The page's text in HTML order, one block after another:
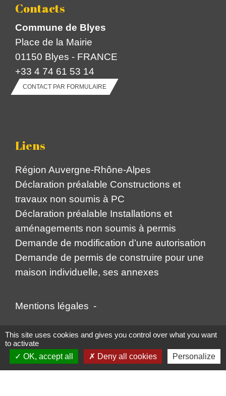
Contacts
Commune de Blyes
Place de la Mairie
01150 Blyes - FRANCE
+33 4 74 61 53 14
CONTACT PAR FORMULAIRE
Liens
Région Auvergne-Rhône-Alpes
Déclaration préalable Constructions et
travaux non soumis à PC
Déclaration préalable Installations et
aménagements non soumis à permis
Demande de modification d’une autorisation
Demande de permis de construire pour une
maison individuelle, ses annexes
Mentions légales -
Plan du site - Gestion des cookies
This site uses cookies and gives you control over what you want
to activate
OK, accept all
Deny all cookies Personalize